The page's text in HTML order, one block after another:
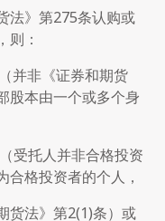
法》第275条认购或
则：
并非《证券和期货
股本由一个或多个身
受托人并非合格投资
格投资者的个人，
货法》第2(1)条）或